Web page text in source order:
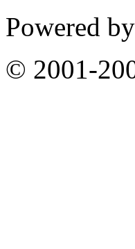
Powered by
© 2001-